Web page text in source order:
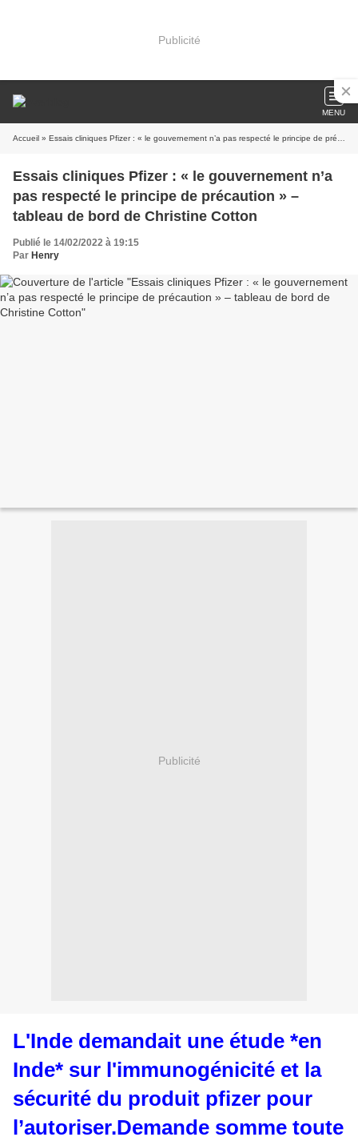
Publicité
MENU
Accueil » Essais cliniques Pfizer : « le gouvernement n’a pas respecté le principe de précaution » – tableau de bord de Christine Cotton
Essais cliniques Pfizer : « le gouvernement n’a
pas respecté le principe de précaution » –
tableau de bord de Christine Cotton
Publié le 14/02/2022 à 19:15
Par Henry
Publicité
L'Inde demandait une étude *en
Inde* sur l'immunogénicité et la
sécurité du produit pfizer pour
l’autoriser.Demande somme toute